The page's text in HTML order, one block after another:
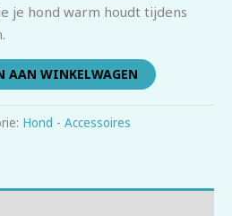
je hond warm houdt tijdens
AAN WINKELWAGEN
Hond - Accessoires